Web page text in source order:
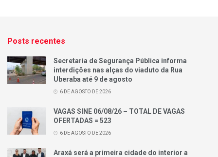
Posts recentes
Secretaria de Segurança Pública informa
interdições nas alças do viaduto da Rua
Uberaba até 9 de agosto
6 DE AGOSTO DE 2026
VAGAS SINE 06/08/26 – TOTAL DE VAGAS
OFERTADAS = 523
6 DE AGOSTO DE 2026
Araxá será a primeira cidade do interior a